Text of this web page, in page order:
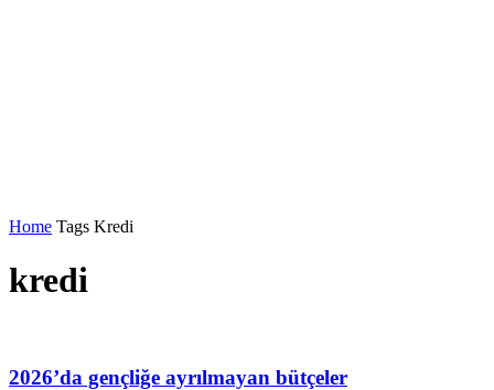
Home Tags Kredi
kredi
2026’da gençliğe ayrılmayan bütçeler